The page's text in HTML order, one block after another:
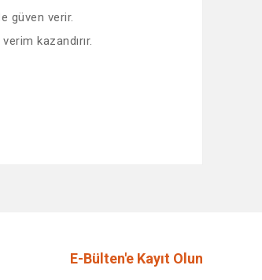
güven verir.
kazandırır.
E-Bülten'e Kayıt Olun